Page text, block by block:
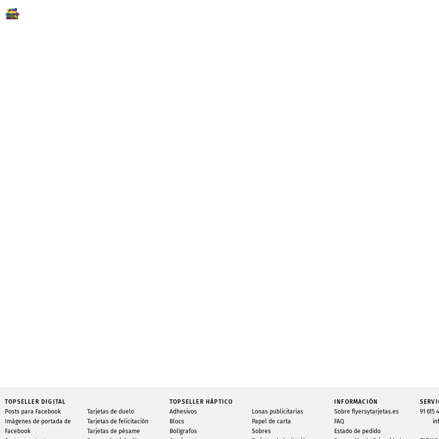
TOPSELLER DIGITAL
Posts para Facebook
Imágenes de portada de
Facebook
Tarjetas de duelo
Tarjetas de felicitación
Tarjetas de pésame
TOPSELLER HÁPTICO
Adhesivos
Blocs
Bolígrafos
Lonas publicitarias
Papel de carta
Sobres
INFORMACIÓN
Sobre flyersytarjetas.es
FAQ
Estado de pedido
91 615